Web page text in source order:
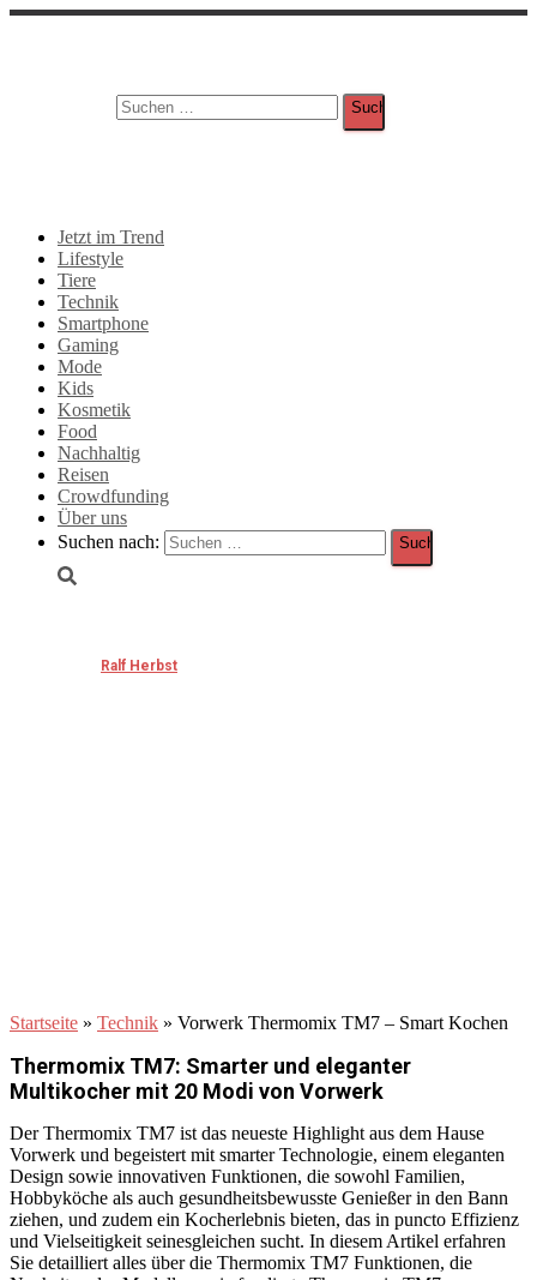
Jetzt im Trend
Lifestyle
Tiere
Technik
Smartphone
Gaming
Mode
Kids
Kosmetik
Food
Nachhaltig
Reisen
Crowdfunding
Über uns
Suchen nach:
Ralf Herbst
Startseite » Technik » Vorwerk Thermomix TM7 – Smart Kochen
Thermomix TM7: Smarter und eleganter
Multikocher mit 20 Modi von Vorwerk
Der Thermomix TM7 ist das neueste Highlight aus dem Hause
Vorwerk und begeistert mit smarter Technologie, einem eleganten
Design sowie innovativen Funktionen, die sowohl Familien,
Hobbyköche als auch gesundheitsbewusste Genießer in den Bann
ziehen, und zudem ein Kocherlebnis bieten, das in puncto Effizienz
und Vielseitigkeit seinesgleichen sucht. In diesem Artikel erfahren
Sie detailliert alles über die Thermomix TM7 Funktionen, die